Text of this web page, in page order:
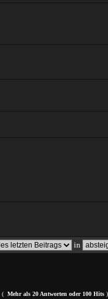
in
( Mehr als 20 Antworten oder 100 Hits )